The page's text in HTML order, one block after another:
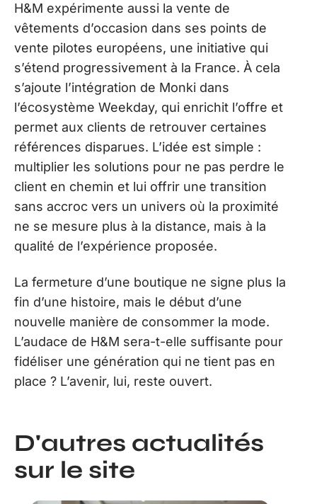
H&M expérimente aussi la vente de
vêtements d’occasion dans ses points de
vente pilotes européens, une initiative qui
s’étend progressivement à la France. À cela
s’ajoute l’intégration de Monki dans
l’écosystème Weekday, qui enrichit l’offre et
permet aux clients de retrouver certaines
références disparues. L’idée est simple :
multiplier les solutions pour ne pas perdre le
client en chemin et lui offrir une transition
sans accroc vers un univers où la proximité
ne se mesure plus à la distance, mais à la
qualité de l’expérience proposée.
La fermeture d’une boutique ne signe plus la
fin d’une histoire, mais le début d’une
nouvelle manière de consommer la mode.
L’audace de H&M sera-t-elle suffisante pour
fidéliser une génération qui ne tient pas en
place ? L’avenir, lui, reste ouvert.
D'autres actualités
sur le site